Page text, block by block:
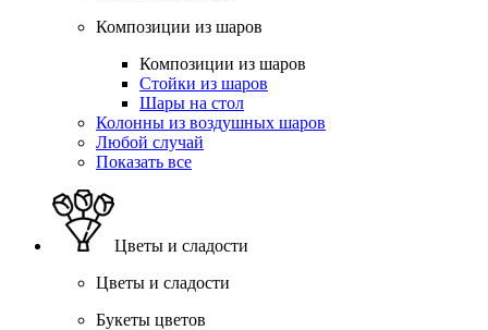
Композиции из шаров
Композиции из шаров
Стойки из шаров
Шары на стол
Колонны из воздушных шаров
Любой случай
Показать все
Цветы и сладости
Цветы и сладости
Букеты цветов